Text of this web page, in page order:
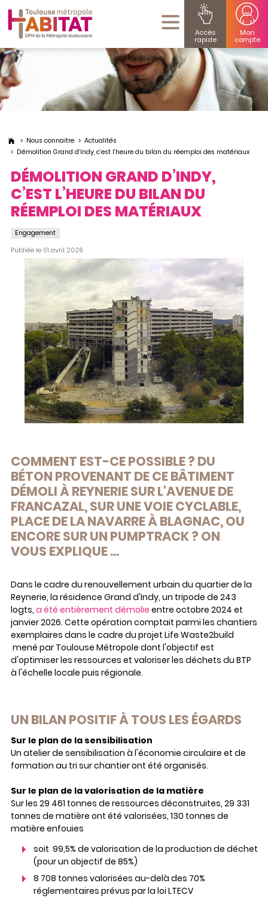
Accès
rapide
Mon
compte
Nous connaitre
Actualités
Démolition Grand d’Indy, c’est l’heure du bilan du réemploi des matériaux
DÉMOLITION GRAND D’INDY,
C’EST L’HEURE DU BILAN DU
RÉEMPLOI DES MATÉRIAUX
Engagement
Publiée le 01 avril 2026
COMMENT EST-CE POSSIBLE ? DU
BÉTON PROVENANT DE CE BÂTIMENT
DÉMOLI À REYNERIE SUR L'AVENUE DE
FRANCAZAL, SUR UNE VOIE CYCLABLE,
PLACE DE LA NAVARRE À BLAGNAC, OU
ENCORE SUR UN PUMPTRACK ? ON
VOUS EXPLIQUE …
Dans le cadre du renouvellement urbain du quartier de la
Reynerie, la résidence Grand d'Indy, un tripode de 243
logts, a été entièrement démolie entre octobre 2024 et
janvier 2026. Cette opération comptait parmi les chantiers
exemplaires dans le cadre du projet Life Waste2build
mené par Toulouse Métropole dont l'objectif est
d'optimiser les ressources et valoriser les déchets du BTP
à l'échelle locale puis régionale.
UN BILAN POSITIF À TOUS LES ÉGARDS
Sur le plan de la sensibilisation
Un atelier de sensibilisation à l'économie circulaire et de
formation au tri sur chantier ont été organisés.
Sur le plan de la valorisation de la matière
Sur les 29 461 tonnes de ressources déconstruites, 29 331
tonnes de matière ont été valorisées, 130 tonnes de
matière enfouies
soit 99,5% de valorisation de la production de déchet
(pour un objectif de 85%)
8 708 tonnes valorisées au-delà des 70%
réglementaires prévus par la loi LTECV